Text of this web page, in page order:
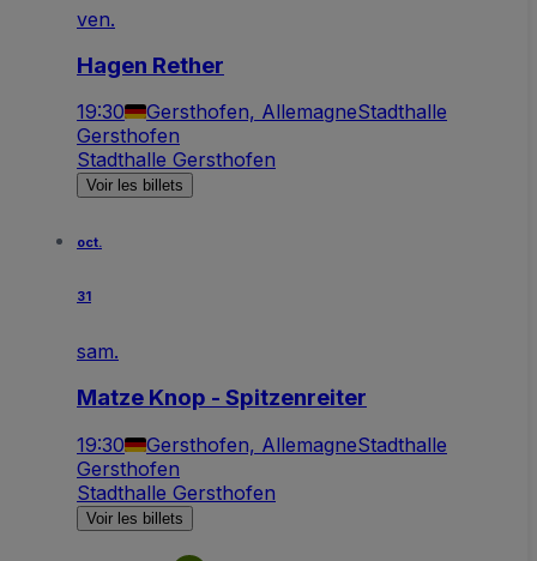
ven.
Hagen Rether
19:30 Gersthofen, AllemagneStadthalle
Gersthofen
Stadthalle Gersthofen
Voir les billets
oct.
31
sam.
Matze Knop - Spitzenreiter
19:30 Gersthofen, AllemagneStadthalle
Gersthofen
Stadthalle Gersthofen
Voir les billets